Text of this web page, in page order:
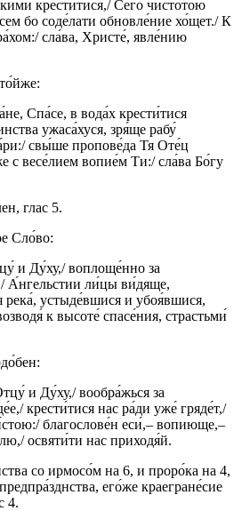
крести́тися,/ Сего́ чистото́ю
бо соде́лати обновле́ние хо́щет./ К
сла́ва, Христе́, явле́нию
Спа́се, в вода́х крести́тися
ужаса́хуся, зря́ще рабу́
свы́ше пропове́да Тя Оте́ц
с весе́лием вопие́м Ти:/ сла́ва Бо́гу
глас 5.
Сло́во:
и Ду́ху,/ воплоще́нно за
А́нгельстии ли́цы ви́дяще,
река́, устыде́вшися и убоя́вшися,
к высоте́ спасе́ния, страстьми́
и Ду́ху,/ вообра́жься за
крести́тися нас ра́ди уже́ гряде́т,/
благослове́н еси́,– вопиюще,–
освяти́ти нас приходя́й.
со ирмосо́м на 6, и проро́ка на 4,
его́же краегране́сие
4.